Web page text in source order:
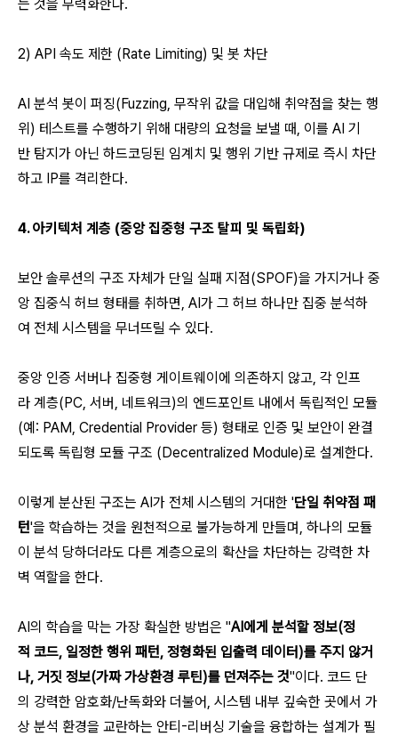
는 것을 무력화한다.
2) API 속도 제한 (Rate Limiting) 및 봇 차단
AI 분석 봇이 퍼징(Fuzzing, 무작위 값을 대입해 취약점을 찾는 행
위) 테스트를 수행하기 위해 대량의 요청을 보낼 때, 이를 AI 기
반 탐지가 아닌 하드코딩된 임계치 및 행위 기반 규제로 즉시 차단
하고 IP를 격리한다.
4. 아키텍처 계층 (중앙 집중형 구조 탈피 및 독립화)
보안 솔루션의 구조 자체가 단일 실패 지점(SPOF)을 가지거나 중
앙 집중식 허브 형태를 취하면, AI가 그 허브 하나만 집중 분석하
여 전체 시스템을 무너뜨릴 수 있다.
중앙 인증 서버나 집중형 게이트웨이에 의존하지 않고, 각 인프
라 계층(PC, 서버, 네트워크)의 엔드포인트 내에서 독립적인 모듈
(예: PAM, Credential Provider 등) 형태로 인증 및 보안이 완결
되도록 독립형 모듈 구조 (Decentralized Module)로 설계한다.
이렇게 분산된 구조는 AI가 전체 시스템의 거대한 '단일 취약점 패
턴'을 학습하는 것을 원천적으로 불가능하게 만들며, 하나의 모듈
이 분석 당하더라도 다른 계층으로의 확산을 차단하는 강력한 차
벽 역할을 한다.
AI의 학습을 막는 가장 확실한 방법은 "AI에게 분석할 정보(정
적 코드, 일정한 행위 패턴, 정형화된 입출력 데이터)를 주지 않거
나, 거짓 정보(가짜 가상환경 루틴)를 던져주는 것"이다. 코드 단
의 강력한 암호화/난독화와 더불어, 시스템 내부 깊숙한 곳에서 가
상 분석 환경을 교란하는 안티-리버싱 기술을 융합하는 설계가 필